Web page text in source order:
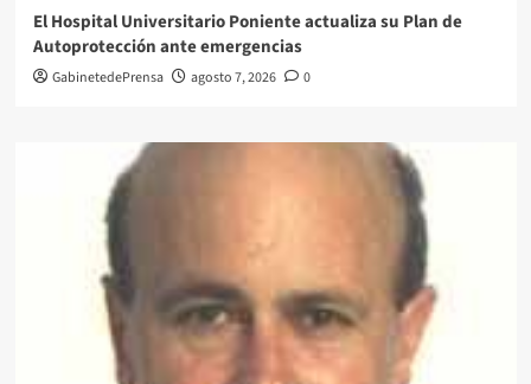
El Hospital Universitario Poniente actualiza su Plan de
Autoprotección ante emergencias
GabinetedePrensa agosto 7, 2026 0